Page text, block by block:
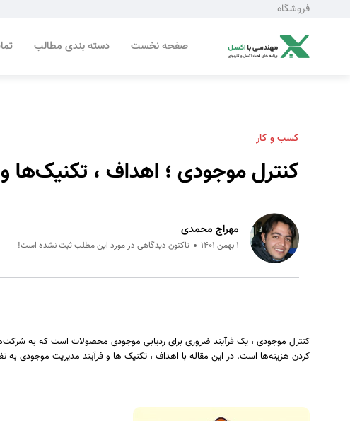
فروشگاه
صفحه نخست دسته بندی مطالب
کسب و کار
کنترل موجودی ؛ اهداف ، تکنیک‌ها و
مهراج محمدی
1 بهمن 1401 تاکنون دیدگاهی در مورد این مطلب ثبت نشده است!
کنترل موجودی ، یک فرآیند ضروری برای ردیابی موجودی محصولات است که به
کردن هزینه‌ها است. در این مقاله با اهداف ، تکنیک ها و فرآیند مدیریت موجودی به